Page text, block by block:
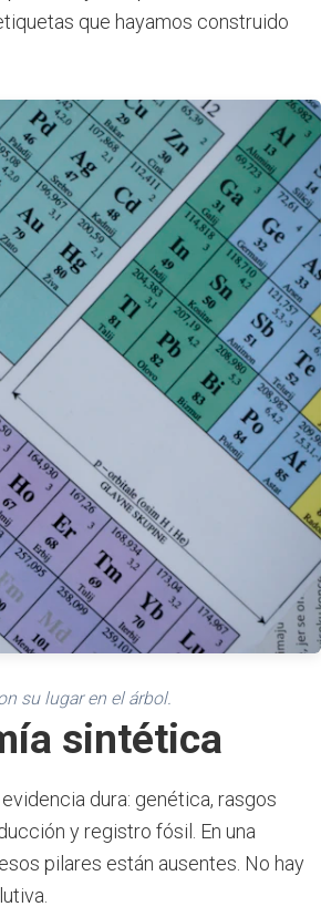
que hayamos construido
su lugar en el árbol.
sintética
dura: genética, rasgos
y registro fósil. En una
pilares están ausentes. No hay